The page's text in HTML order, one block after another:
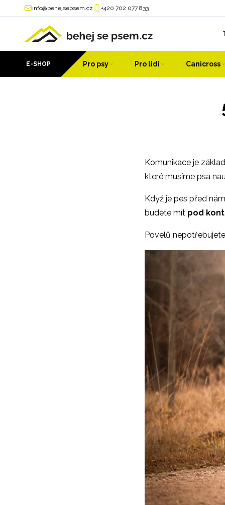
info@behejsepsem.cz +420 702 077 833
E-SHOP Pro psy Pro lidi Canicross
Komunikace je
které musíme psa
Když je pes před
budete mít pod
Povelů